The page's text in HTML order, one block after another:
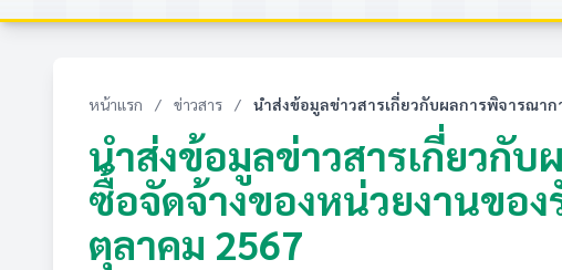
หน้าแรก / ข่าวสาร / นำส่งข้อมูลข่าวสารเกี่ยวกับผลการพิจารณาก
นำส่งข้อมูลข่าวสารเกี่ยวกั
ซื้อจัดจ้างของหน่วยงานของ
ตุลาคม 2567